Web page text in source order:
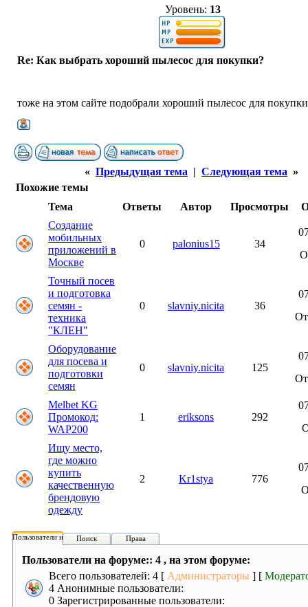
Уровень: 13
Re: Как выбрать хороший пылесос для покупки?
тоже на этом сайте подобрали хороший пылесос для
« Предыдущая тема | Следующая тема »
Похожие темы
Тема
Ответы Автор Просмотры
Создание
мобильных
приложений в
Москве
0 palonius15 34
Точный посев
и подготовка
семян -
техника
"КЛЕН"
0 slavniy.nicita 36
Оборудование
для посева и
подготовки
семян
0 slavniy.nicita 125
Melbet KG
Промокод:
WAP200
1 eriksons 292
Ищу место,
где можно
купить
качественную
брендовую
одежду
2 Kr1stya 776
Пользователи на форуме:
Поиск Права
Пользователи на форуме:: 4 , на этом форуме:
Всего пользователей: 4 [ Администраторы ] [
4 Анонимные пользователи:
0 Зарегистрированные пользователи: